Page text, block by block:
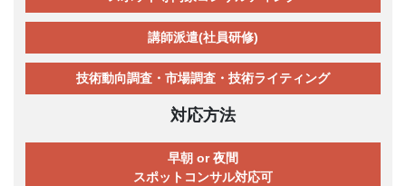
講師派遣(社員研修)
技術動向調査・市場調査・技術ライティング
対応方法
早朝 or 夜間
スポットコンサル対応可